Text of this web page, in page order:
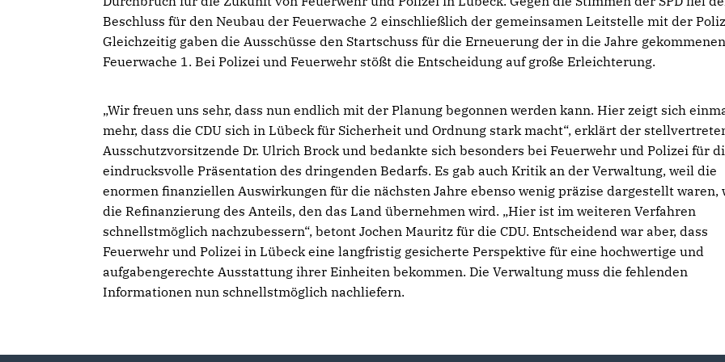
Beschluss für den Neubau der Feuerwache 2 einschließlich der gemeinsamen Leitstelle mit der
Gleichzeitig gaben die Ausschüsse den Startschuss für die Erneuerung der in die Jahre gekommenen
Feuerwache 1. Bei Polizei und Feuerwehr stößt die Entscheidung auf große Erleichterung.
Wir freuen uns sehr, dass nun endlich mit der Planung begonnen werden kann. Hier zeigt sich
mehr, dass die CDU sich in Lübeck für Sicherheit und Ordnung stark macht“, erklärt der
Ausschutzvorsitzende Dr. Ulrich Brock und bedankte sich besonders bei Feuerwehr und Polizei für
eindrucksvolle Präsentation des dringenden Bedarfs. Es gab auch Kritik an der Verwaltung, weil die
enormen finanziellen Auswirkungen für die nächsten Jahre ebenso wenig präzise dargestellt waren,
die Refinanzierung des Anteils, den das Land übernehmen wird. „Hier ist im weiteren Verfahren
schnellstmöglich nachzubessern“, betont Jochen Mauritz für die CDU. Entscheidend war aber, dass
Feuerwehr und Polizei in Lübeck eine langfristig gesicherte Perspektive für eine hochwertige und
aufgabengerechte Ausstattung ihrer Einheiten bekommen. Die Verwaltung muss die fehlenden
Informationen nun schnellstmöglich nachliefern.